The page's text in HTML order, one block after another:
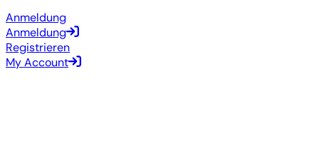
Anmeldung
Anmeldung
Registrieren
My Account